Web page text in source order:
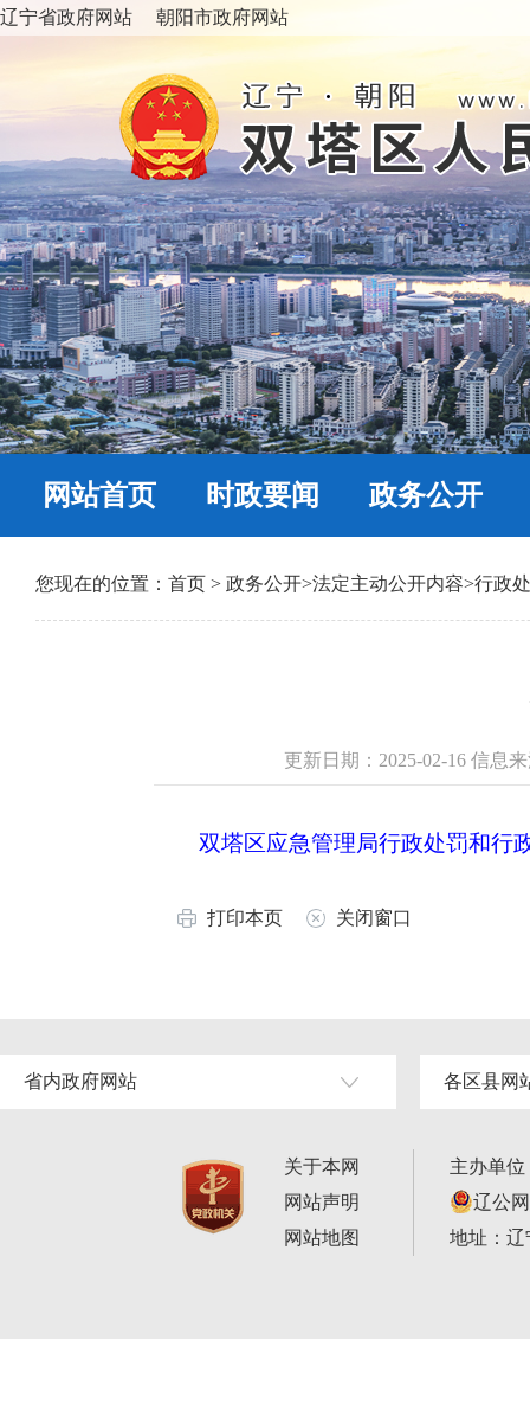
辽宁省政府网站 朝阳市政府网站
网站首页 时政要闻 政务公开
您现在的位置： 首页 > 政务公开>法定主动公开内容>行政
更新日期：2025-02-16 信息
双塔区应急管理局行政处罚和行
打印本页 关闭窗口
省内政府网站 各区县网
关于本网
网站声明
网站地图
主办单
辽公
地址：辽